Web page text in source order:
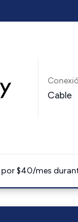
Cable
$40/mes